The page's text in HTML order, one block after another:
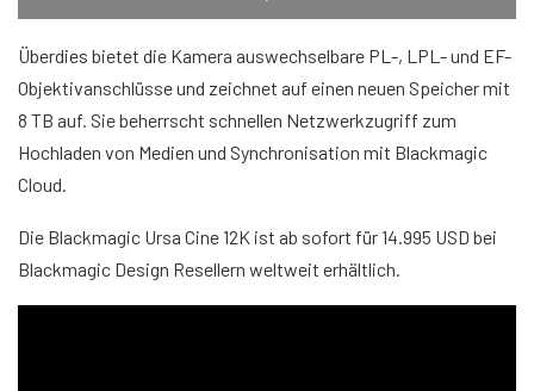
Überdies bietet die Kamera auswechselbare PL-, LPL- und EF-
Objektivanschlüsse und zeichnet auf einen neuen Speicher mit
8 TB auf. Sie beherrscht schnellen Netzwerkzugriff zum
Hochladen von Medien und Synchronisation mit Blackmagic
Cloud.
Die Blackmagic Ursa Cine 12K ist ab sofort für 14.995 USD bei
Blackmagic Design Resellern weltweit erhältlich.